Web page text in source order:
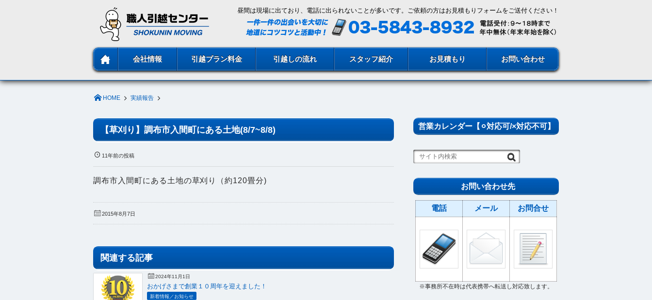
ホーム
会社情報 引越プラン料金 引越しの流れ スタッフ紹介 お見積もり お問い合わせ
昼間は現場に出ており、電話に出られないことが多いです。ご依頼の方はお見積もりフォームをご送付ください！
HOME 実績報告
【草刈り】調布市入間町にある土地(8/7~8/8)
11年前の投稿
調布市入間町にある土地の草刈り（約120畳分)
2015年8月7日
関連する記事
2024年11月1日
おかげさまで創業１０周年を迎えました！
新着情報／お知らせ
営業カレンダー【⚪︎対応可/×対応不可】
お問い合わせ先
電話 メール お問合せ
※事務所不在時は代表携帯へ転送し対応致します。